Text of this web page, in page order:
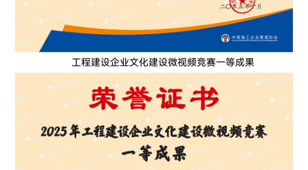
工程建设企业文化建设微视频竞赛一等成果